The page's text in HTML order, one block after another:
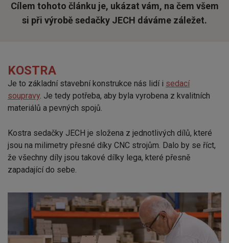
Cílem tohoto článku je, ukázat vám, na čem všem
si při výrobě sedačky JECH dáváme záležet.
KOSTRA
Je to základní stavební konstrukce nás lidí i sedací
soupravy. Je tedy potřeba, aby byla vyrobena z kvalitních
materiálů a pevných spojů.
Kostra sedačky JECH je složena z jednotlivých dílů, které
jsou na milimetry přesné díky CNC strojům. Dalo by se říct,
že všechny díly jsou takové dílky lega, které přesně
zapadající do sebe.